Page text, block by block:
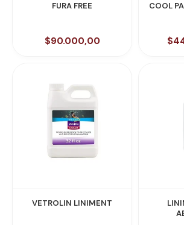
FURA FREE
$90.000,00
COOL
VETROLIN LINIMENT